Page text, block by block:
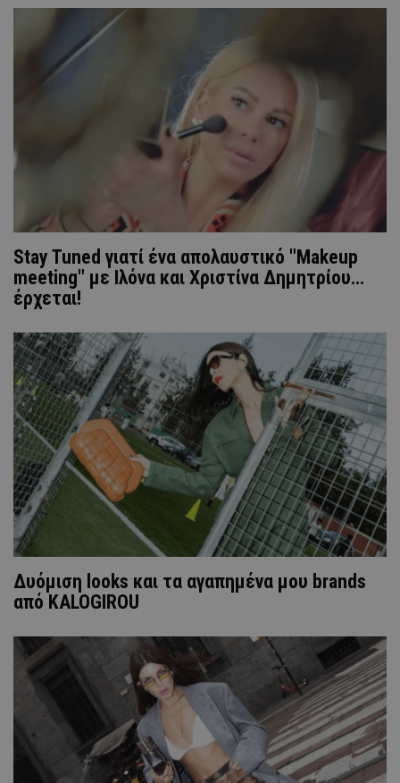
Stay Tuned γιατί ένα απολαυστικό "Makeup
meeting" με Ιλόνα και Χριστίνα Δημητρίου...
έρχεται!
Δυόμιση looks και τα αγαπημένα μου brands
από KALOGIROU